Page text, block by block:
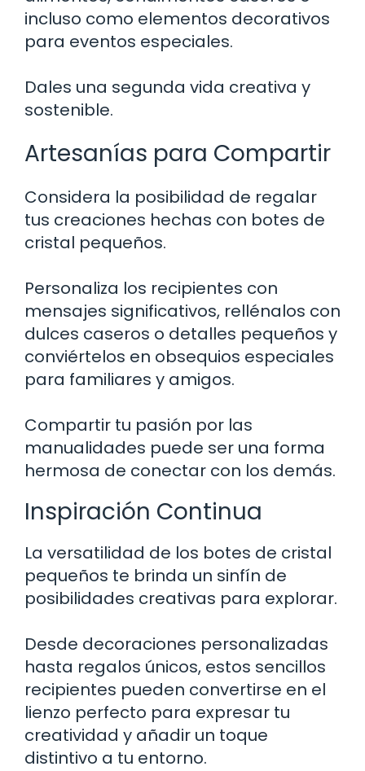
incluso como elementos decorativos
para eventos especiales.
Dales una segunda vida creativa y
sostenible.
Artesanías para Compartir
Considera la posibilidad de regalar
tus creaciones hechas con botes de
cristal pequeños.
Personaliza los recipientes con
mensajes significativos, rellénalos con
dulces caseros o detalles pequeños y
conviértelos en obsequios especiales
para familiares y amigos.
Compartir tu pasión por las
manualidades puede ser una forma
hermosa de conectar con los demás.
Inspiración Continua
La versatilidad de los botes de cristal
pequeños te brinda un sinfín de
posibilidades creativas para explorar.
Desde decoraciones personalizadas
hasta regalos únicos, estos sencillos
recipientes pueden convertirse en el
lienzo perfecto para expresar tu
creatividad y añadir un toque
distintivo a tu entorno.